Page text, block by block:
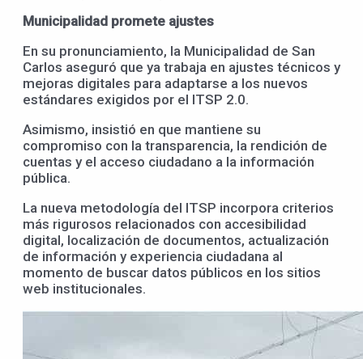
Municipalidad promete ajustes
En su pronunciamiento, la Municipalidad de San
Carlos aseguró que ya trabaja en ajustes técnicos y
mejoras digitales para adaptarse a los nuevos
estándares exigidos por el ITSP 2.0.
Asimismo, insistió en que mantiene su
compromiso con la transparencia, la rendición de
cuentas y el acceso ciudadano a la información
pública.
La nueva metodología del ITSP incorpora criterios
más rigurosos relacionados con accesibilidad
digital, localización de documentos, actualización
de información y experiencia ciudadana al
momento de buscar datos públicos en los sitios
web institucionales.